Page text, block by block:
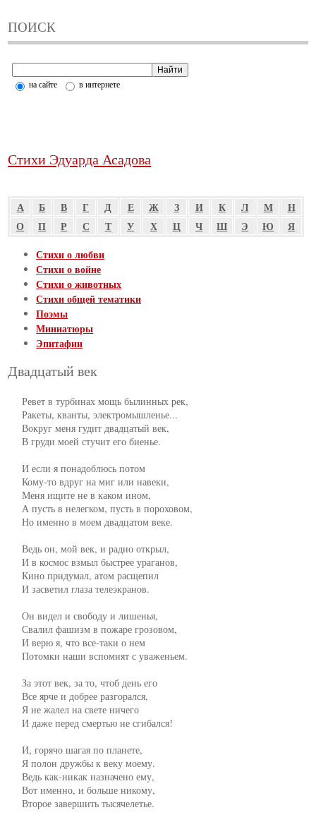
ПОИСК
на сайте в интернете
Стихи Эдуарда Асадова
А Б В Г Д Е Ж З И К Л М
Н
О
П Р С Т У Х Ц Ч Ш Э Ю
Я
Стихи о любви
Стихи о войне
Стихи о животных
Стихи общей тематики
Поэмы
Миниатюры
Эпитафии
Двадцатый век
     Ревет в турбинах мощь былинных рек,
     Ракеты, кванты, электромышленье...
     Вокруг меня гудит двадцатый век,
     В груди моей стучит его биенье.
     И если я понадоблюсь потом
     Кому-то вдруг на миг или навеки,
     Меня ищите не в каком ином,
     А пусть в нелегком, пусть в пороховом,
     Но именно в моем двадцатом веке.
     Ведь он, мой век, и радио открыл,
     И в космос взмыл быстрее ураганов,
     Кино придумал, атом расщепил
     И засветил глаза телеэкранов.
     Он видел и свободу и лишенья,
     Свалил фашизм в пожаре грозовом,
     И верю я, что все-таки о нем
     Потомки наши вспомнят с уваженьем.
     За этот век, за то, чтоб день его
     Все ярче и добрее разгорался,
     Я не жалел на свете ничего
     И даже перед смертью не сгибался!
     И, горячо шагая по планете,
     Я полон дружбы к веку моему.
     Ведь как-никак назначено ему,
     Вот именно, и больше никому,
     Второе завершить тысячелетье.